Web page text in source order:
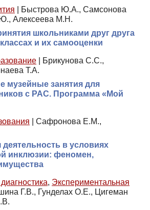
Быстрова Ю.А., Самсонова
Алексеева М.Н.
школьниками друг друга
и их самооценки
Брикунова С.С.,
Т.А.
музейные занятия для
с РАС. Программа «Мой
Сафронова Е.М.,
деятельность в условиях
инклюзии: феномен,
, Экспериментальная
Г.В., Гунделах О.Е., Цигеман